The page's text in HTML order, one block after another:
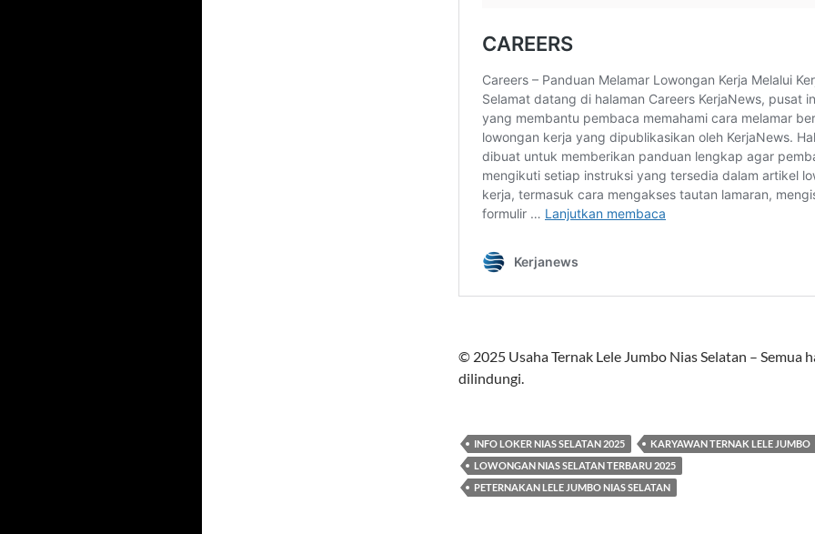
© 2025 Usaha Ternak Lele Jumbo Nias Selatan – Semua
dilindungi.
INFO LOKER NIAS SELATAN 2025
KARYAWAN TERNAK LELE JUMBO
LOWONGAN NIAS SELATAN TERBARU 2025
PETERNAKAN LELE JUMBO NIAS SELATAN